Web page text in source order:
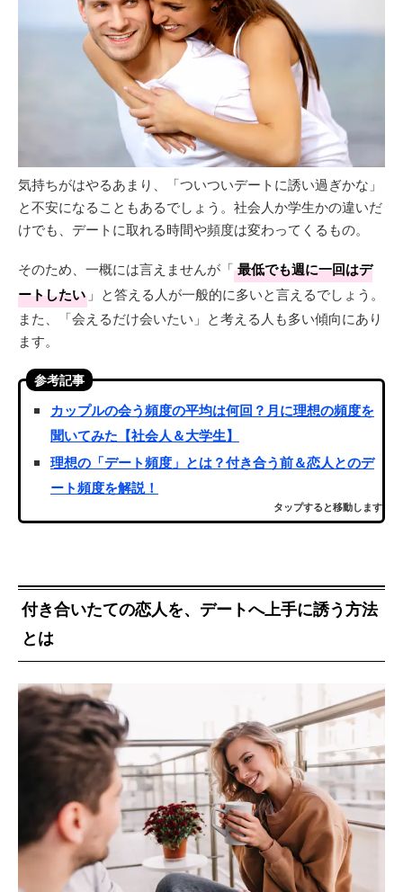
気持ちがはやるあまり、「ついついデートに誘い過ぎかな」
と不安になることもあるでしょう。社会人か学生かの違いだ
けでも、デートに取れる時間や頻度は変わってくるもの。
そのため、一概には言えませんが「 最低でも週に一回はデ
ートしたい 」と答える人が一般的に多いと言えるでしょう。
また、「会えるだけ会いたい」と考える人も多い傾向にあり
ます。
参考記事
カップルの会う頻度の平均は何回？月に理想の頻度を
聞いてみた【社会人＆大学生】
理想の「デート頻度」とは？付き合う前＆恋人とのデ
ート頻度を解説！
タップすると移動します
付き合いたての恋人を、デートへ上手に誘う方法
とは